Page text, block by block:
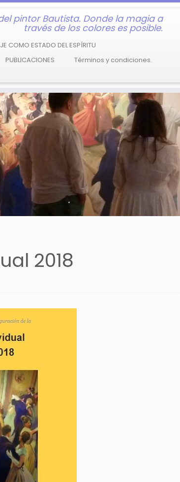
pintor Bautista. Donde la magia a
través de los colores es posible.
COMO ESTADO DEL ESPÍRITU
PUBLICACIONES
Términos y condiciones.
2018